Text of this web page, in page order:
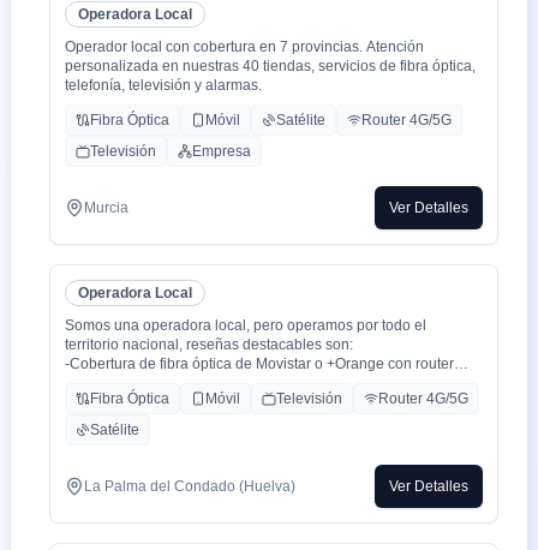
Operadora Local
Operador local con cobertura en 7 provincias. Atención
personalizada en nuestras 40 tiendas, servicios de fibra óptica,
telefonía, televisión y alarmas.
Fibra Óptica Móvil Satélite
Router 4G/5G
Televisión
Empresa
Murcia Ver Detalles
Operadora Local
Somos una operadora local, pero operamos por todo el
territorio nacional, reseñas destacables son:
-Cobertura de fibra óptica de Movistar o +Orange con router
-Cobertura movil con triple cobertura Orange, Yoigo y Movistar
-TV con todo el deporte o con toda la plataformas de cine y
series como Netflix, HBO, Amazon Prime, Apple TV, Disney+
-También somos colaboradores con alarmas de la marca ADT
con la mayor red de alarma de Europa.
Fibra Óptica Móvil Televisión
Router 4G/5G
Satélite
La Palma del Condado (Huelva) Ver Detalles